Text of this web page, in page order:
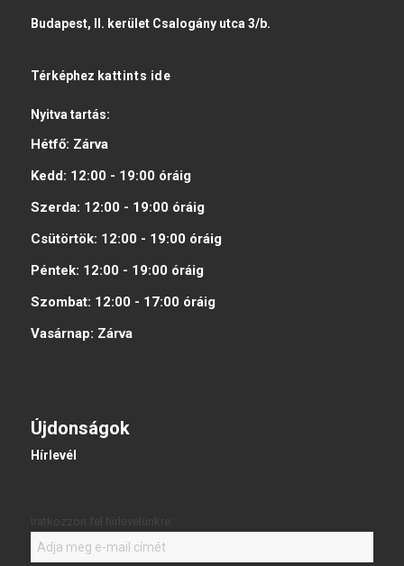
Budapest, II. kerület Csalogány utca 3/b.
Térképhez kattints ide
Nyitva tartás:
Hétfő: Zárva
Kedd: 12:00 - 19:00 óráig
Szerda: 12:00 - 19:00 óráig
Csütörtök: 12:00 - 19:00 óráig
Péntek: 12:00 - 19:00 óráig
Szombat: 12:00 - 17:00 óráig
Vasárnap: Zárva
Újdonságok
Hírlevél